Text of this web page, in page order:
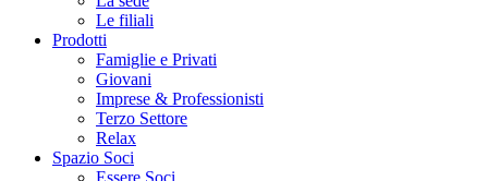
Le filiali
Prodotti
Famiglie e Privati
Giovani
Imprese & Professionisti
Terzo Settore
Relax
Spazio Soci
Essere Soci